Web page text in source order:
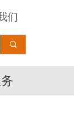
끠
们